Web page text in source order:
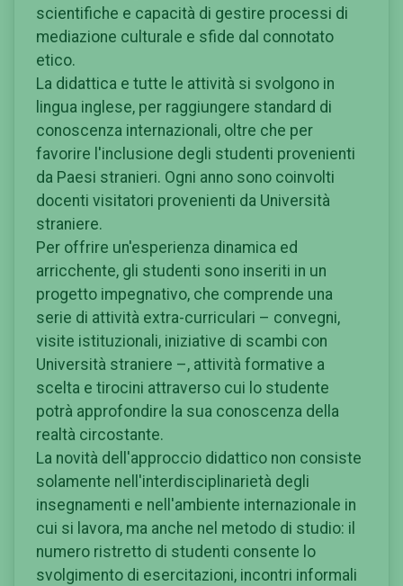
scientifiche e capacità di gestire processi di
mediazione culturale e sfide dal connotato
etico.
La didattica e tutte le attività si svolgono in
lingua inglese, per raggiungere standard di
conoscenza internazionali, oltre che per
favorire l'inclusione degli studenti provenienti
da Paesi stranieri. Ogni anno sono coinvolti
docenti visitatori provenienti da Università
straniere.
Per offrire un'esperienza dinamica ed
arricchente, gli studenti sono inseriti in un
progetto impegnativo, che comprende una
serie di attività extra-curriculari – convegni,
visite istituzionali, iniziative di scambi con
Università straniere –, attività formative a
scelta e tirocini attraverso cui lo studente
potrà approfondire la sua conoscenza della
realtà circostante.
La novità dell'approccio didattico non consiste
solamente nell'interdisciplinarietà degli
insegnamenti e nell'ambiente internazionale in
cui si lavora, ma anche nel metodo di studio: il
numero ristretto di studenti consente lo
svolgimento di esercitazioni, incontri informali